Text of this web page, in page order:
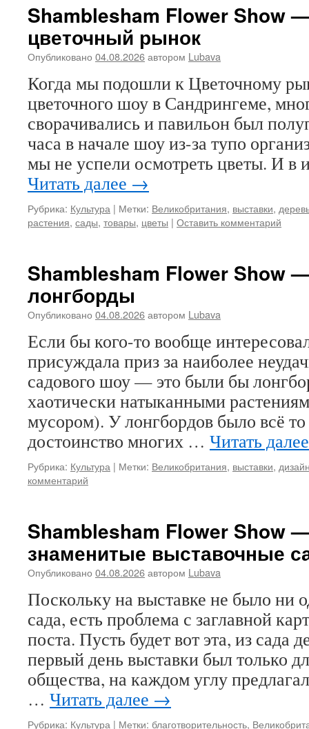
Shamblesham Flower Show
цветочный рынок
Опубликовано 04.08.2026автором Lubava
Когда мы подошли к Цветочному
цветочного шоу в Сандрингеме,
сворачивались и павильон был
часа в начале шоу из-за тупо
мы не успели осмотреть цветы. И в
Читать далее →
Рубрика: Культура | Метки: Великобритания, выставки,
растения, сады, товары, цветы | Оставить комментарий
Shamblesham Flower Show
лонгборды
Опубликовано 04.08.2026автором Lubava
Если бы кого-то вообще
присуждала приз за наиболее
садового шоу — это были бы
хаотически натыканными
мусором). У лонгбордов было всё
достоинство многих … Читать
Рубрика: Культура | Метки: Великобритания, выставки,
комментарий
Shamblesham Flower Show
знаменитые выставочные
Опубликовано 04.08.2026автором Lubava
Поскольку на выставке не было ни
сада, есть проблема с заглавной
поста. Пусть будет вот эта, из сада
первый день выставки был только
общества, на каждом углу
… Читать далее →
Рубрика: Культура | Метки: благотворительность,